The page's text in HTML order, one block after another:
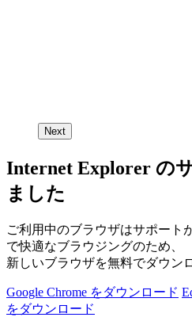
Next
Internet Explorer の
ました
ご利用中のブラウザはサポート
で快適なブラウジングのため、
新しいブラウザを無料でダウン
Google Chrome をダウンロード
をダウンロード